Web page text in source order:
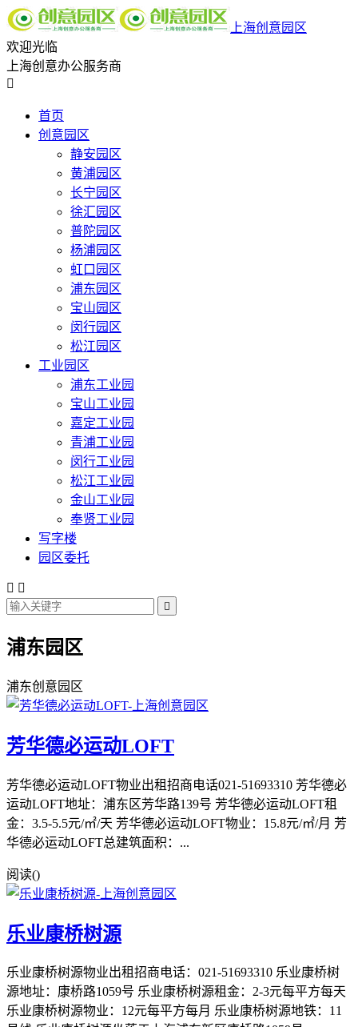
上海创意园区
欢迎光临
上海创意办公服务商

首页
创意园区
静安园区
黄浦园区
长宁园区
徐汇园区
普陀园区
杨浦园区
虹口园区
浦东园区
宝山园区
闵行园区
松江园区
工业园区
浦东工业园
宝山工业园
嘉定工业园
青浦工业园
闵行工业园
松江工业园
金山工业园
奉贤工业园
写字楼
园区委托
 

浦东园区
浦东创意园区
芳华德必运动LOFT
芳华德必运动LOFT物业出租招商电话021-51693310 芳华德必
运动LOFT地址：浦东区芳华路139号 芳华德必运动LOFT租
金：3.5-5.5元/㎡/天 芳华德必运动LOFT物业：15.8元/㎡/月 芳
华德必运动LOFT总建筑面积：...
阅读()
乐业康桥树源
乐业康桥树源物业出租招商电话：021-51693310 乐业康桥树
源地址：康桥路1059号 乐业康桥树源租金：2-3元每平方每天
乐业康桥树源物业：12元每平方每月 乐业康桥树源地铁：11